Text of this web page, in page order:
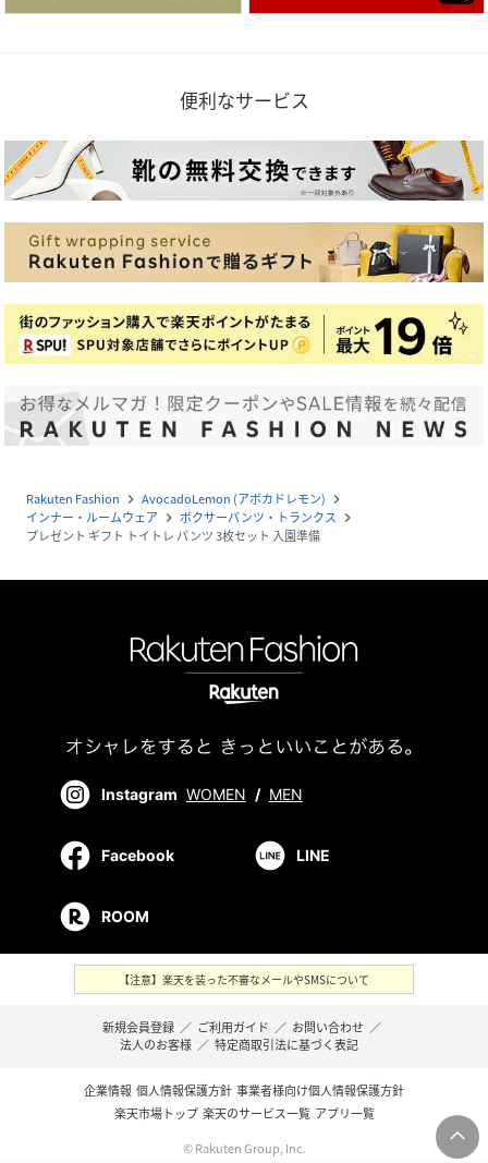
便利なサービス
Rakuten Fashion navigate_next AvocadoLemon (アボカドレモン) navigate_next
インナー・ルームウェア navigate_next ボクサーパンツ・トランクス navigate_next
プレゼント ギフト トイトレ パンツ 3枚セット 入園準備
Instagram WOMEN / MEN
Facebook LINE
ROOM
【注意】楽天を装った不審なメールやSMSについて
新規会員登録 ／ ご利用ガイド ／ お問い合わせ ／
法人のお客様 ／ 特定商取引法に基づく表記
企業情報 個人情報保護方針 事業者様向け個人情報保護方針
楽天市場トップ 楽天のサービス一覧 アプリ一覧
© Rakuten Group, Inc.